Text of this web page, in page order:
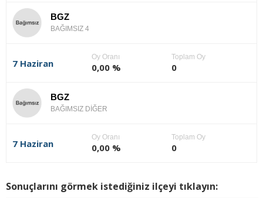
BGZ
BAĞIMSIZ 4
7 Haziran
Oy Oranı
0,00 %
Toplam Oy
0
BGZ
BAĞIMSIZ DİĞER
7 Haziran
Oy Oranı
0,00 %
Toplam Oy
0
Sonuçlarını görmek istediğiniz ilçeyi tıklayın: